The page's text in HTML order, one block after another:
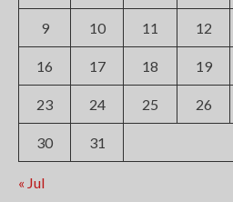
9 10 11 12
16 17 18 19
23 24 25 26
30 31
« Jul